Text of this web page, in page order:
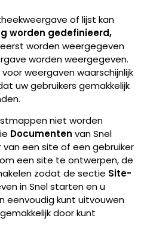
of lijst kan
worden gedefinieerd,
worden weergegeven
worden weergegeven.
weergaven waarschijnlijk
uw gebruikers gemakkelijk
niet worden
Documenten van Snel
een site of een gebruiker
een site te ontwerpen, de
zodat de sectie Site-
in Snel starten en u
eenvoudig kunt uitvouwen
door kunt